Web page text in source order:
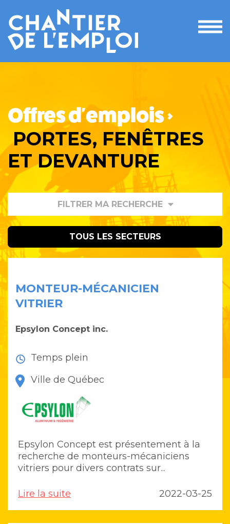
le
Offres d'emplois >
PORTES, FENÊTRES
ET DEVANTURE
FILTRER MA RECHERCHE
TOUS LES SECTEURS
MONTEUR-MÉCANICIEN
VITRIER
Epsylon Concept inc.
Temps plein
Ville de Québec
Epsylon Concept est présentement à la
recherche de monteurs-mécaniciens
vitriers pour divers contrats sur...
Lire la suite 2022-03-25